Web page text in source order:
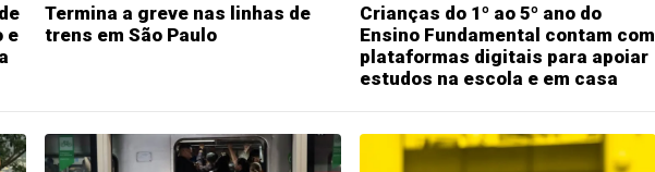
e
Termina a greve nas linhas de
trens em São Paulo
Crianças do 1º ao 5º ano do
Ensino Fundamental contam com
plataformas digitais para apoiar
estudos na escola e em casa